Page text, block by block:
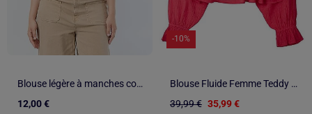
Blouse légère à manches courtes
12,00 €
-10%
Blouse Fluide Femme Teddy Smith [6a0f1006f2d0e]
39,99 € 35,99 €